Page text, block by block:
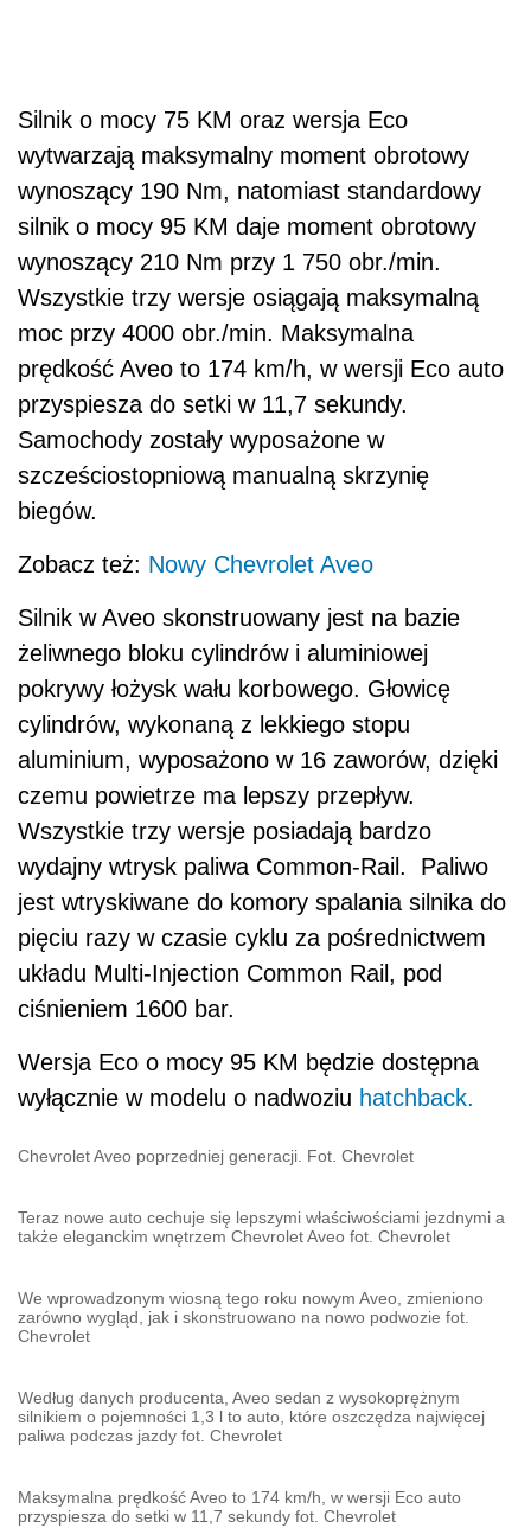
Silnik o mocy 75 KM oraz wersja Eco
wytwarzają maksymalny moment obrotowy
wynoszący 190 Nm, natomiast standardowy
silnik o mocy 95 KM daje moment obrotowy
wynoszący 210 Nm przy 1 750 obr./min.
Wszystkie trzy wersje osiągają maksymalną
moc przy 4000 obr./min. Maksymalna
prędkość Aveo to 174 km/h, w wersji Eco auto
przyspiesza do setki w 11,7 sekundy.
Samochody zostały wyposażone w
szcześciostopniową manualną skrzynię
biegów.
Zobacz też: Nowy Chevrolet Aveo
Silnik w Aveo skonstruowany jest na bazie
żeliwnego bloku cylindrów i aluminiowej
pokrywy łożysk wału korbowego. Głowicę
cylindrów, wykonaną z lekkiego stopu
aluminium, wyposażono w 16 zaworów, dzięki
czemu powietrze ma lepszy przepływ.
Wszystkie trzy wersje posiadają bardzo
wydajny wtrysk paliwa Common-Rail. Paliwo
jest wtryskiwane do komory spalania silnika do
pięciu razy w czasie cyklu za pośrednictwem
układu Multi-Injection Common Rail, pod
ciśnieniem 1600 bar.
Wersja Eco o mocy 95 KM będzie dostępna
wyłącznie w modelu o nadwoziu hatchback.
Chevrolet Aveo poprzedniej generacji. Fot. Chevrolet
Teraz nowe auto cechuje się lepszymi właściwościami jezdnymi a
także eleganckim wnętrzem Chevrolet Aveo fot. Chevrolet
We wprowadzonym wiosną tego roku nowym Aveo, zmieniono
zarówno wygląd, jak i skonstruowano na nowo podwozie fot.
Chevrolet
Według danych producenta, Aveo sedan z wysokoprężnym
silnikiem o pojemności 1,3 l to auto, które oszczędza najwięcej
paliwa podczas jazdy fot. Chevrolet
Maksymalna prędkość Aveo to 174 km/h, w wersji Eco auto
przyspiesza do setki w 11,7 sekundy fot. Chevrolet